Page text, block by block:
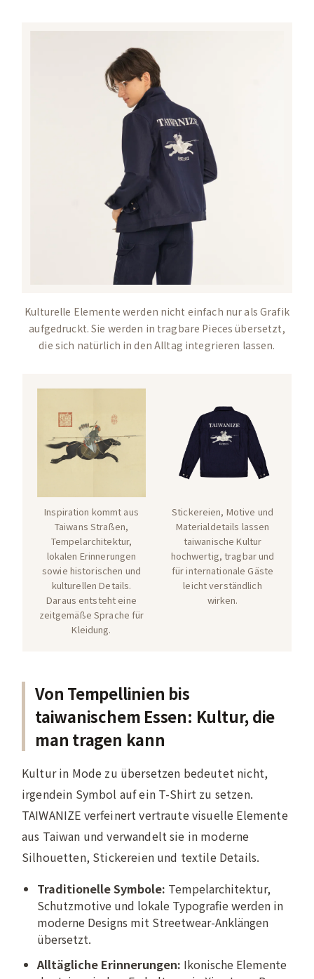
Kulturelle Elemente werden nicht einfach nur als Grafik
aufgedruckt. Sie werden in tragbare Pieces übersetzt,
die sich natürlich in den Alltag integrieren lassen.
Inspiration kommt aus
Taiwans Straßen,
Tempelarchitektur,
lokalen Erinnerungen
sowie historischen und
kulturellen Details.
Daraus entsteht eine
zeitgemäße Sprache für
Kleidung.
Stickereien, Motive und
Materialdetails lassen
taiwanische Kultur
hochwertig, tragbar und
für internationale Gäste
leicht verständlich
wirken.
Von Tempellinien bis
taiwanischem Essen: Kultur, die
man tragen kann
Kultur in Mode zu übersetzen bedeutet nicht,
irgendein Symbol auf ein T-Shirt zu setzen.
TAIWANIZE verfeinert vertraute visuelle Elemente
aus Taiwan und verwandelt sie in moderne
Silhouetten, Stickereien und textile Details.
Traditionelle Symbole: Tempelarchitektur,
Schutzmotive und lokale Typografie werden in
moderne Designs mit Streetwear-Anklängen
übersetzt.
Alltägliche Erinnerungen: Ikonische Elemente